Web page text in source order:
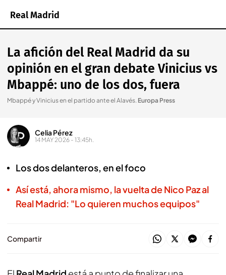
Real Madrid
La afición del Real Madrid da su
opinión en el gran debate Vinicius vs
Mbappé: uno de los dos, fuera
Mbappé y Vinicius en el partido ante el Alavés. Europa Press
Celia Pérez
14 MAY 2026 - 13:45h.
Los dos delanteros, en el foco
Así está, ahora mismo, la vuelta de Nico Paz al
Real Madrid: "Lo quieren muchos equipos"
Compartir